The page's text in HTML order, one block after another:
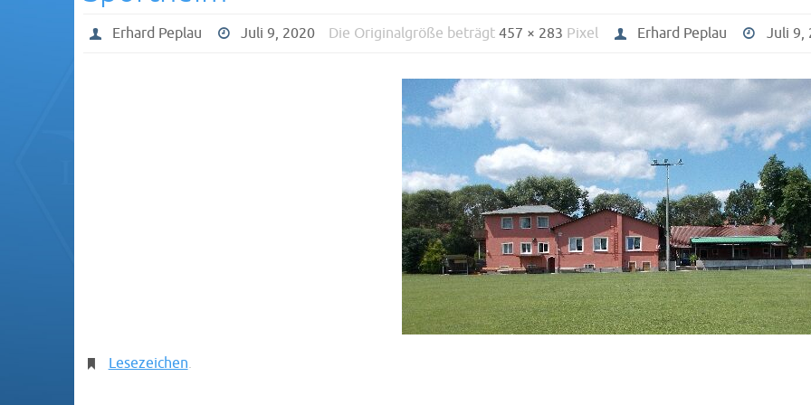
Erhard Peplau Juli 9, 2020 Die Originalgröße beträgt457 × 283 Pixel Erhard Peplau Juli 9,
Lesezeichen.